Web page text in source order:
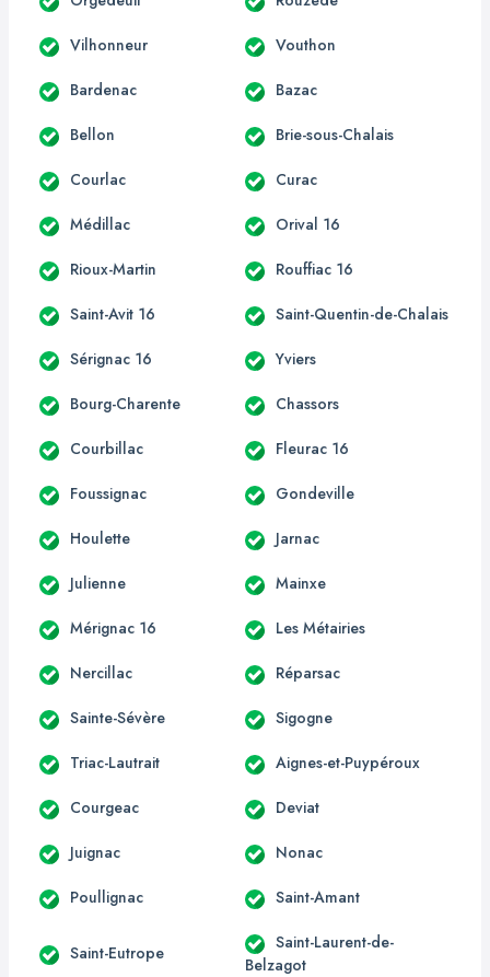
Vilhonneur Vouthon
Bardenac Bazac
Bellon Brie-sous-Chalais
Courlac Curac
Médillac Orival 16
Rioux-Martin Rouffiac 16
Saint-Avit 16 Saint-Quentin-de-Chalais
Sérignac 16 Yviers
Bourg-Charente Chassors
Courbillac Fleurac 16
Foussignac Gondeville
Houlette Jarnac
Julienne Mainxe
Mérignac 16 Les Métairies
Nercillac Réparsac
Sainte-Sévère Sigogne
Triac-Lautrait Aignes-et-Puypéroux
Courgeac Deviat
Juignac Nonac
Poullignac Saint-Amant
Saint-Eutrope
Saint-Laurent-de-
Belzagot